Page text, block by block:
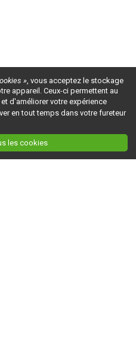
», vous acceptez le stockage
appareil. Ceux-ci permettent au
d'améliorer votre expérience
en tout temps dans votre fureteur
les cookies